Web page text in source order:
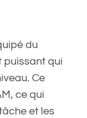
du
puissant qui
Ce
ce qui
et les